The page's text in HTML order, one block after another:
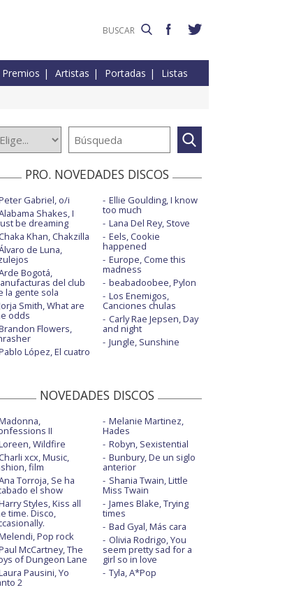
Premios Artistas Portadas Listas
PRO. NOVEDADES DISCOS
Gabriel, o/i
Shakes, I
be dreaming
Khan, Chakzilla
de Luna,
Bogotá,
del club
la gente sola
Smith, What are
odds
Flowers,
López, El cuatro
Ellie Goulding, I know
too much
Lana Del Rey, Stove
Eels, Cookie
happened
Europe, Come this
madness
beabadoobee, Pylon
Los Enemigos,
Canciones chulas
Carly Rae Jepsen, Day
and night
Jungle, Sunshine
NOVEDADES DISCOS
II
Wildfire
xcx, Music,
film
Torroja, Se ha
el show
Styles, Kiss all
time. Disco,
Pop rock
McCartney, The
of Dungeon Lane
Pausini, Yo
2
Melanie Martinez,
Hades
Robyn, Sexistential
Bunbury, De un siglo
anterior
Shania Twain, Little
Miss Twain
James Blake, Trying
times
Bad Gyal, Más cara
Olivia Rodrigo, You
seem pretty sad for a
girl so in love
Tyla, A*Pop